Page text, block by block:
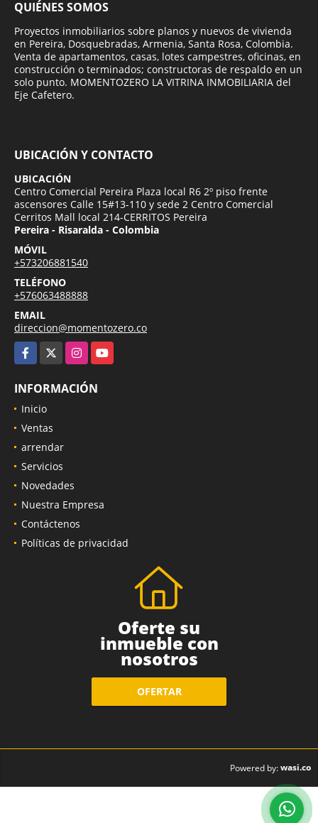
QUIÉNES SOMOS
Proyectos inmobiliarios sobre planos y nuevos de vivienda
en Pereira, Dosquebradas, Armenia, Santa Rosa, Colombia.
Venta de apartamentos, casas, lotes campestres, oficinas, en
construcción o terminados; constructoras de respaldo en un
solo punto. MOMENTOZERO LA VITRINA INMOBILIARIA del
Eje Cafetero.
UBICACIÓN Y CONTACTO
UBICACIÓN
Centro Comercial Pereira Plaza local R6 2º piso frente
ascensores Calle 15#13-110 y sede 2 Centro Comercial
Cerritos Mall local 214-CERRITOS Pereira
Pereira - Risaralda - Colombia
MÓVIL
+573206881540
TELÉFONO
+576063488888
EMAIL
direccion@momentozero.co
Facebook
InstagramYouTube
INFORMACIÓN
Inicio
Ventas
arrendar
Servicios
Novedades
Nuestra Empresa
Contáctenos
Políticas de privacidad
Oferte su
inmueble con
nosotros
OFERTAR
Powered by:wasi.co